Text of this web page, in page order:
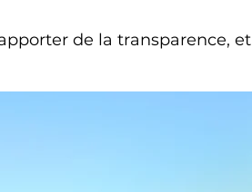
de la transparence, et